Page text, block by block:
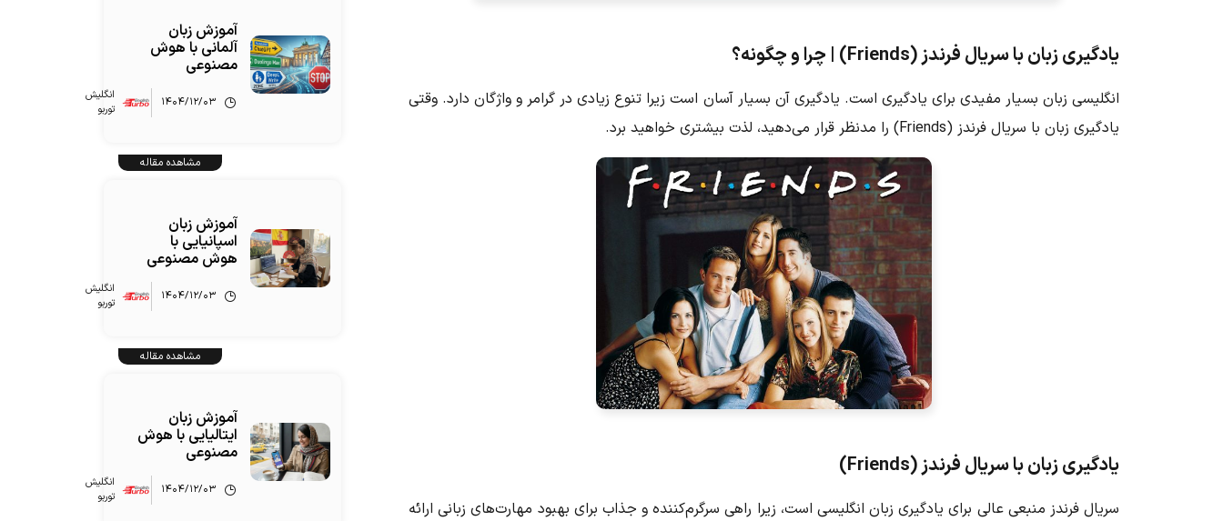
یادگیری زبان با سریال فرندز (Friends) | چرا و چگونه؟
انگلیسی زبان بسیار مفیدی برای یادگیری است. یادگیری آن بسیار آسان است زیرا تنوع زیادی در گرامر و واژگان دارد. وقتی
یادگیری زبان با سریال فرندز (Friends)
را مدنظر قرار می‌دهید، لذت بیشتری خواهید برد.
یادگیری زبان با سریال فرندز (Friends)
سریال فرندز منبعی عالی برای یادگیری زبان انگلیسی است، زیرا راهی سرگرم‌کننده و جذاب برای بهبود مهارت‌های زبانی ارائه
آموزش زبان
آلمانی با هوش
مصنوعی
۱۴۰۴/۱۲/۰۳
انگلیش‌
توربو
مشاهده مقاله
آموزش زبان
اسپانیایی با
هوش مصنوعی
۱۴۰۴/۱۲/۰۳
انگلیش‌
توربو
مشاهده مقاله
آموزش زبان
ایتالیایی با هوش
مصنوعی
۱۴۰۴/۱۲/۰۳
انگلیش‌
توربو